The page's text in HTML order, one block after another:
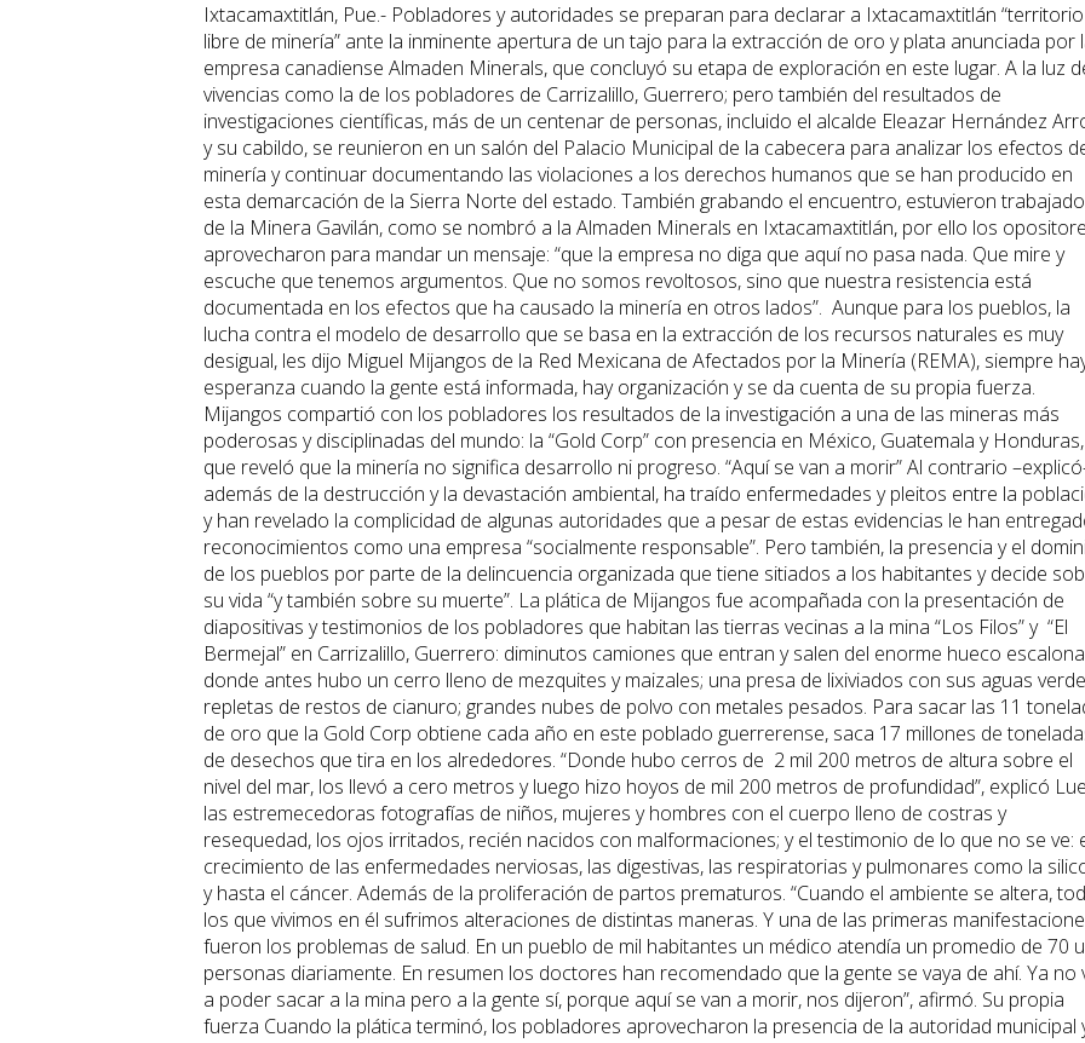
Ixtacamaxtitlán, Pue.- Pobladores y autoridades se preparan para declarar a Ixtacamaxtitlán “territorio
libre de minería” ante la inminente apertura de un tajo para la extracción de oro y plata anunciada por
empresa canadiense Almaden Minerals, que concluyó su etapa de exploración en este lugar. A la luz
vivencias como la de los pobladores de Carrizalillo, Guerrero; pero también del resultados de
investigaciones científicas, más de un centenar de personas, incluido el alcalde Eleazar Hernández
y su cabildo, se reunieron en un salón del Palacio Municipal de la cabecera para analizar los efectos
minería y continuar documentando las violaciones a los derechos humanos que se han producido en
esta demarcación de la Sierra Norte del estado. También grabando el encuentro, estuvieron
de la Minera Gavilán, como se nombró a la Almaden Minerals en Ixtacamaxtitlán, por ello los
aprovecharon para mandar un mensaje: “que la empresa no diga que aquí no pasa nada. Que mire y
escuche que tenemos argumentos. Que no somos revoltosos, sino que nuestra resistencia está
documentada en los efectos que ha causado la minería en otros lados”. Aunque para los pueblos, la
lucha contra el modelo de desarrollo que se basa en la extracción de los recursos naturales es muy
desigual, les dijo Miguel Mijangos de la Red Mexicana de Afectados por la Minería (REMA), siempre
esperanza cuando la gente está informada, hay organización y se da cuenta de su propia fuerza.
Mijangos compartió con los pobladores los resultados de la investigación a una de las mineras más
poderosas y disciplinadas del mundo: la “Gold Corp” con presencia en México, Guatemala y Honduras,
que reveló que la minería no significa desarrollo ni progreso. “Aquí se van a morir” Al contrario
además de la destrucción y la devastación ambiental, ha traído enfermedades y pleitos entre la
y han revelado la complicidad de algunas autoridades que a pesar de estas evidencias le han
reconocimientos como una empresa “socialmente responsable”. Pero también, la presencia y el
de los pueblos por parte de la delincuencia organizada que tiene sitiados a los habitantes y decide
su vida “y también sobre su muerte”. La plática de Mijangos fue acompañada con la presentación de
diapositivas y testimonios de los pobladores que habitan las tierras vecinas a la mina “Los Filos” y “El
Bermejal” en Carrizalillo, Guerrero: diminutos camiones que entran y salen del enorme hueco
donde antes hubo un cerro lleno de mezquites y maizales; una presa de lixiviados con sus aguas
repletas de restos de cianuro; grandes nubes de polvo con metales pesados. Para sacar las 11
de oro que la Gold Corp obtiene cada año en este poblado guerrerense, saca 17 millones de
de desechos que tira en los alrededores. “Donde hubo cerros de 2 mil 200 metros de altura sobre el
nivel del mar, los llevó a cero metros y luego hizo hoyos de mil 200 metros de profundidad”, explicó
las estremecedoras fotografías de niños, mujeres y hombres con el cuerpo lleno de costras y
resequedad, los ojos irritados, recién nacidos con malformaciones; y el testimonio de lo que no se ve:
crecimiento de las enfermedades nerviosas, las digestivas, las respiratorias y pulmonares como la
y hasta el cáncer. Además de la proliferación de partos prematuros. “Cuando el ambiente se altera,
los que vivimos en él sufrimos alteraciones de distintas maneras. Y una de las primeras
fueron los problemas de salud. En un pueblo de mil habitantes un médico atendía un promedio de 70
personas diariamente. En resumen los doctores han recomendado que la gente se vaya de ahí. Ya no
a poder sacar a la mina pero a la gente sí, porque aquí se van a morir, nos dijeron”, afirmó. Su propia
fuerza Cuando la plática terminó, los pobladores aprovecharon la presencia de la autoridad municipal